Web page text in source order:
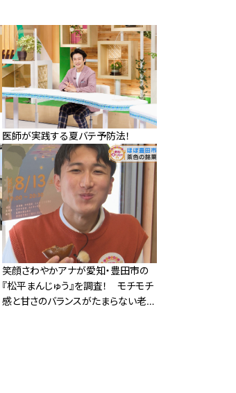
医師が実践する夏バテ予防法！
笑顔さわやかアナが愛知・豊田市の
『松平まんじゅう』を調査！ モチモチ
感と甘さのバランスがたまらない老舗